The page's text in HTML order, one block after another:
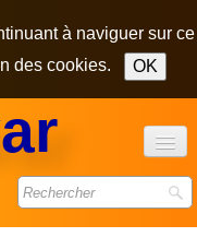
à naviguer sur ce
des cookies.
OK